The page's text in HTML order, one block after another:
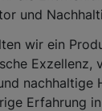
und
wir ein
Exzellenz,
nachhaltige
Erfahrung